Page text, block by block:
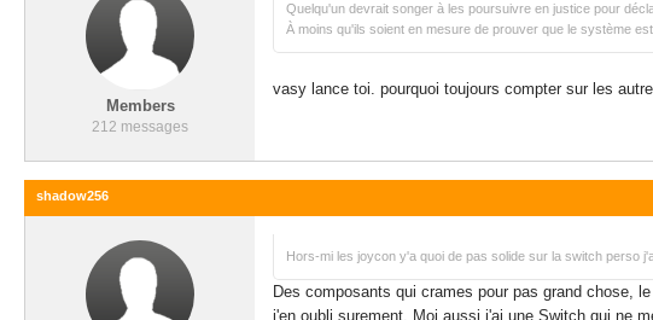
Members
212 messages
Quelqu'un devrait songer à les poursuivre en justice pour
À moins qu'ils soient en mesure de prouver que le système
vasy lance toi. pourquoi toujours compter sur les
shadow256
Hors-mi les joycon y'a quoi de pas solide sur la switch perso
Des composants qui crames pour pas grand chose,
j'en oubli surement. Moi aussi j'ai une Switch qui ne